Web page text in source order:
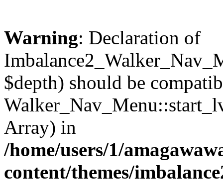
Warning: Declaration of
$depth) should be
Array) in
/home/users/1/
content/themes/